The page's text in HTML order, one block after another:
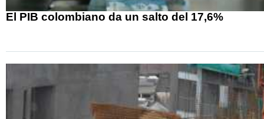
El PIB colombiano da un salto del 17,6%